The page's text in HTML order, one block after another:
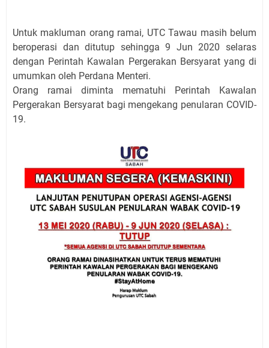
Untuk makluman orang ramai, UTC Tawau masih belum
beroperasi dan ditutup sehingga 9 Jun 2020 selaras
dengan Perintah Kawalan Pergerakan Bersyarat yang di
umumkan oleh Perdana Menteri.
Orang ramai diminta mematuhi Perintah Kawalan
Pergerakan Bersyarat bagi mengekang penularan COVID-
19.